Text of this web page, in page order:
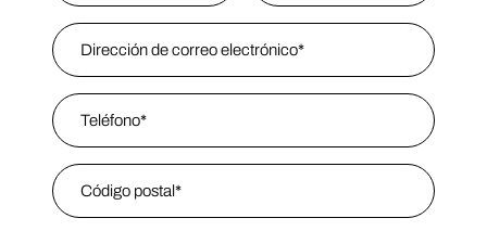
Nombre
Email Address
Phone
Zip Code